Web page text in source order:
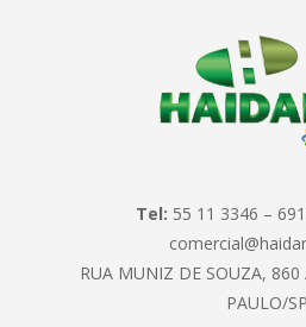
Tel: 55 11 3346 –
RUA MUNIZ DE SOUZA, 860
PAULO/SP